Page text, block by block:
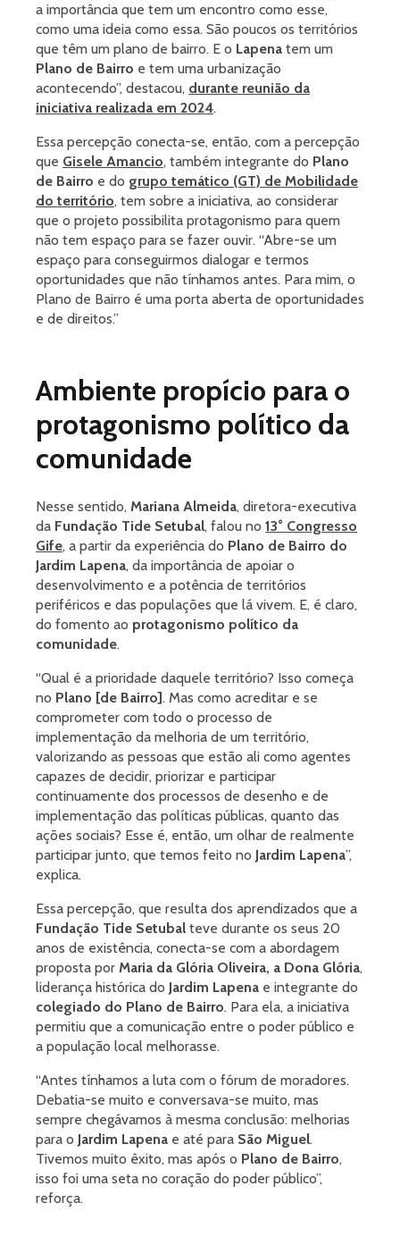
a importância que tem um encontro como esse,
como uma ideia como essa. São poucos os territórios
que têm um plano de bairro. E o Lapena tem um
Plano de Bairro e tem uma urbanização
acontecendo”, destacou, durante reunião da
iniciativa realizada em 2024.
Essa percepção conecta-se, então, com a percepção
que Gisele Amancio, também integrante do Plano
de Bairro e do grupo temático (GT) de Mobilidade
do território, tem sobre a iniciativa, ao considerar
que o projeto possibilita protagonismo para quem
não tem espaço para se fazer ouvir. “Abre-se um
espaço para conseguirmos dialogar e termos
oportunidades que não tínhamos antes. Para mim, o
Plano de Bairro é uma porta aberta de oportunidades
e de direitos.”
Ambiente propício para o
protagonismo político da
comunidade
Nesse sentido, Mariana Almeida, diretora-executiva
da Fundação Tide Setubal, falou no 13° Congresso
Gife, a partir da experiência do Plano de Bairro do
Jardim Lapena, da importância de apoiar o
desenvolvimento e a potência de territórios
periféricos e das populações que lá vivem. E, é claro,
do fomento ao protagonismo político da
comunidade.
“Qual é a prioridade daquele território? Isso começa
no Plano [de Bairro]. Mas como acreditar e se
comprometer com todo o processo de
implementação da melhoria de um território,
valorizando as pessoas que estão ali como agentes
capazes de decidir, priorizar e participar
continuamente dos processos de desenho e de
implementação das políticas públicas, quanto das
ações sociais? Esse é, então, um olhar de realmente
participar junto, que temos feito no Jardim Lapena”,
explica.
Essa percepção, que resulta dos aprendizados que a
Fundação Tide Setubal teve durante os seus 20
anos de existência, conecta-se com a abordagem
proposta por Maria da Glória Oliveira, a Dona Glória,
liderança histórica do Jardim Lapena e integrante do
colegiado do Plano de Bairro. Para ela, a iniciativa
permitiu que a comunicação entre o poder público e
a população local melhorasse.
“Antes tínhamos a luta com o fórum de moradores.
Debatia-se muito e conversava-se muito, mas
sempre chegávamos à mesma conclusão: melhorias
para o Jardim Lapena e até para São Miguel.
Tivemos muito êxito, mas após o Plano de Bairro,
isso foi uma seta no coração do poder público”,
reforça.